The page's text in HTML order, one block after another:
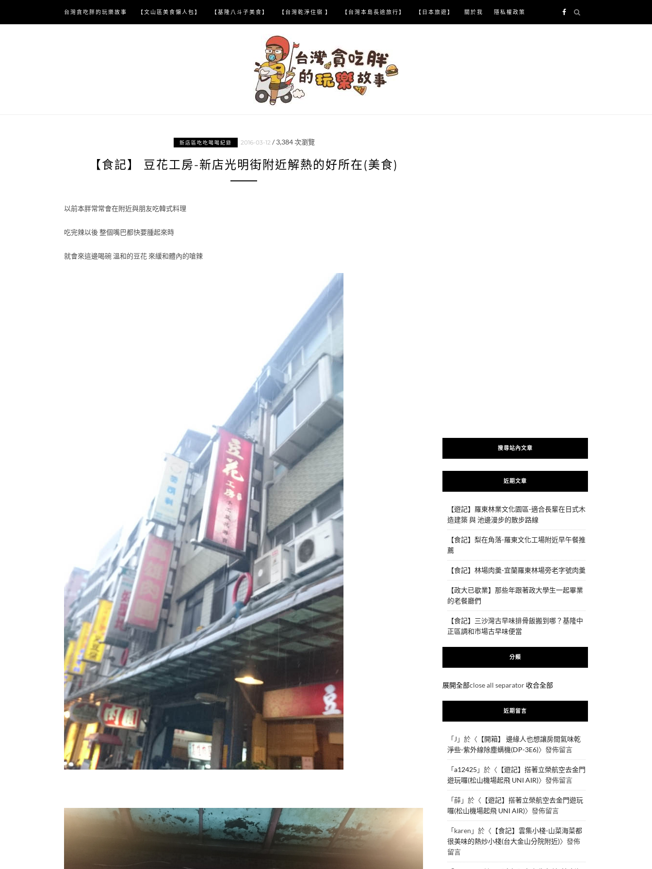
content
台灣貪吃胖的玩樂故事 【文山區美食懶人包】 【基隆八斗子美食】 【台灣乾淨住宿 】 【台灣本島長途旅行】 【日本旅遊】 關於我 隱私權政策
新店區吃吃喝喝紀錄 2016-03-12 / 3,384次瀏覽
【食記】 豆花工房-新店光明街附近解熱的好所在(美食)
以前本胖常常會在附近與朋友吃韓式料理
吃完辣以後 整個嘴巴都快要腫起來時
就會來這邊喝碗 溫和的豆花 來緩和體內的嗆辣
搜尋站內文章
近期文章
【遊記】羅東林業文化園區-適合長輩在日式木
造建築 與 池邊漫步的散步路線
【食記】梨在角落-羅東文化工場附近早午餐推
薦
【食記】林場肉羹-宜蘭羅東林場旁老字號肉羹
【政大已歇業】那些年跟著政大學生一起畢業
的老餐廳們
【食記】三沙灣古早味排骨飯搬到哪？基隆中
正區調和市場古早味便當
分類
展開全部close all separator 收合全部
近期留言
「J 」於〈 【開箱】 邊緣人也想讓房間氣味乾
淨些-紫外線除塵螨機(DP-3E6)〉發佈留言
「a12425 」於〈 【遊記】搭著立榮航空去金門
遊玩囉(松山機場起飛 UNI AIR)〉發佈留言
「薛」於〈 【遊記】搭著立榮航空去金門遊玩
囉(松山機場起飛 UNI AIR)〉發佈留言
「karen 」於〈 【食記】雲集小棧-山菜海菜都
很美味的熱炒小棧(台大金山分院附近)〉發佈
留言